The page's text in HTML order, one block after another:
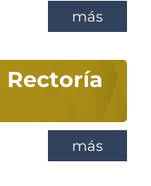
más
Rectoría
más